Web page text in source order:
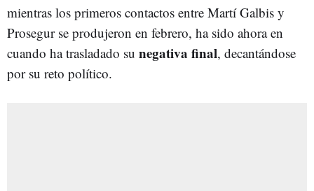
mientras los primeros contactos entre Martí Galbis y
Prosegur se produjeron en febrero, ha sido ahora en
cuando ha trasladado su negativa final, decantándose
por su reto político.